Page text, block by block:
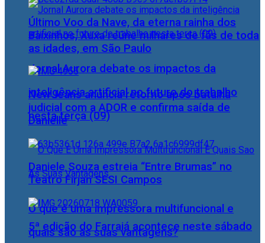
Jornal Aurora debate os impactos da
inteligência artificial no futuro do trabalho
nesta terça (09)
O que é uma impressora multifuncional e
quais são as suas vantagens?
Último Voo da Nave, da eterna rainha dos
Baixinhos, Xuxa reúne milhares de fãs de toda
as idades, em São Paulo
NewJeans anuncia retorno após batalha
judicial com a ADOR e confirma saída de
Danielle
Daniele Souza estreia “Entre Brumas” no
Teatro Firjan SESI Campos
5ª edição do Farraiá acontece neste sábado